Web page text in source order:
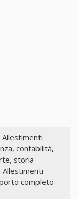
Allestimenti
contabilità,
storia
completo